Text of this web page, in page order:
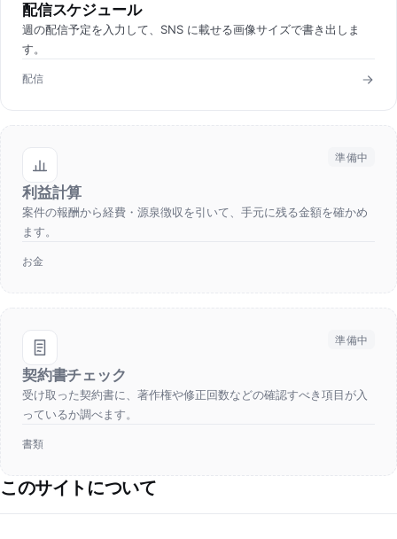
配信スケジュール
週の配信予定を入力して、SNS に載せる画像サイズで書き出しま
す。
配信
準備中
利益計算
案件の報酬から経費・源泉徴収を引いて、手元に残る金額を確かめ
ます。
お金
準備中
契約書チェック
受け取った契約書に、著作権や修正回数などの確認すべき項目が入
っているか調べます。
書類
このサイトについて